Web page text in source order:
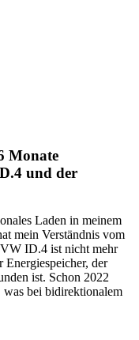
Monate
und der
Laden in meinem
mein Verständnis vom
ID.4 ist nicht mehr
der
ist. Schon 2022
was bei bidirektionalem